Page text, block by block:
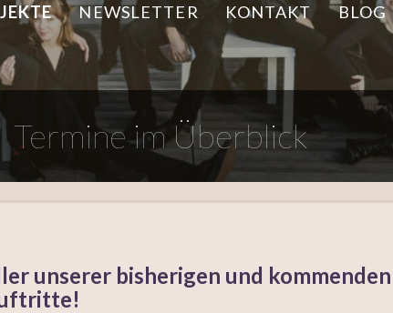
NEWSLETTER KONTAKT BLOG
Termine im Überblick
unserer bisherigen und kommenden